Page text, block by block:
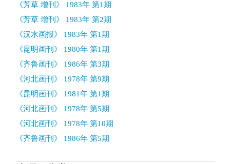
《芳草 增刊》 1983年 第1期
《芳草 增刊》 1983年 第2期
《汉水画报》 1983年 第1期
《昆明画刊》 1980年 第1期
《齐鲁画刊》 1986年 第3期
《河北画刊》 1978年 第9期
《昆明画刊》 1981年 第1期
《河北画刊》 1978年 第5期
《河北画刊》 1978年 第10期
《齐鲁画刊》 1986年 第5期